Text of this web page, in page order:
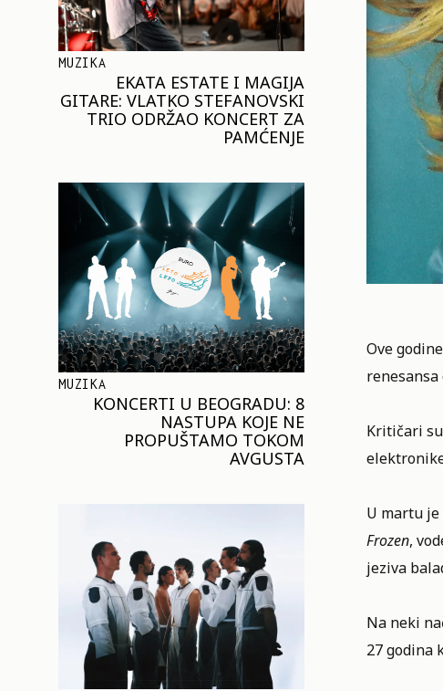
MUZIKA
EKATA ESTATE I MAGIJA
GITARE: VLATKO STEFANOVSKI
TRIO ODRŽAO KONCERT ZA
PAMĆENJE
MUZIKA
KONCERTI U BEOGRADU: 8
NASTUPA KOJE NE
PROPUŠTAMO TOKOM
AVGUSTA
Ove
Kritičari
U martu
Frozen,
jeziva
Na neki
27 godina